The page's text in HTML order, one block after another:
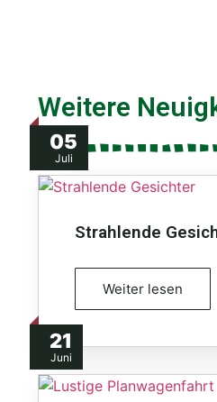
Weitere
05
Juli
Strahlende
Weiter lesen
21
Juni